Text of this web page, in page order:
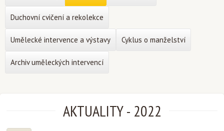
AKTUALITY- 2022
Duchovní cvičení a rekolekce
Umělecké intervence a výstavy Cyklus o manželství
Archiv uměleckých intervencí